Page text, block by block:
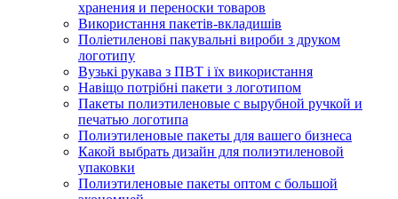
хранения и переноски товаров
Використання пакетів-вкладишів
Поліетиленові пакувальні вироби з друком
логотипу
Вузькі рукава з ПВТ і їх використання
Навіщо потрібні пакети з логотипом
Пакеты полиэтиленовые с вырубной ручкой и
печатью логотипа
Полиэтиленовые пакеты для вашего бизнеса
Какой выбрать дизайн для полиэтиленовой
упаковки
Полиэтиленовые пакеты оптом с большой